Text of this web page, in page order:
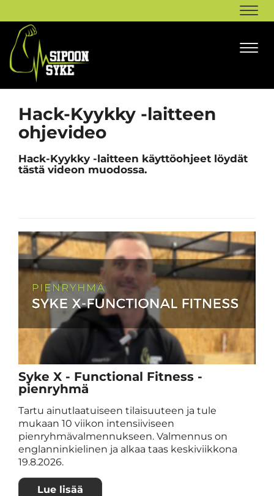
Hack-Kyykky -laitteen
ohjevideo
Hack-Kyykky -laitteen käyttöohjeet löydät
tästä videon muodossa.
Syke X - Functional Fitness -
pienryhmä
Tartu ainutlaatuiseen tilaisuuteen ja tule
mukaan 10 viikon intensiiviseen
pienryhmävalmennukseen. Valmennus on
englanninkielinen ja alkaa taas keskiviikkona
19.8.2026.
Lue lisää